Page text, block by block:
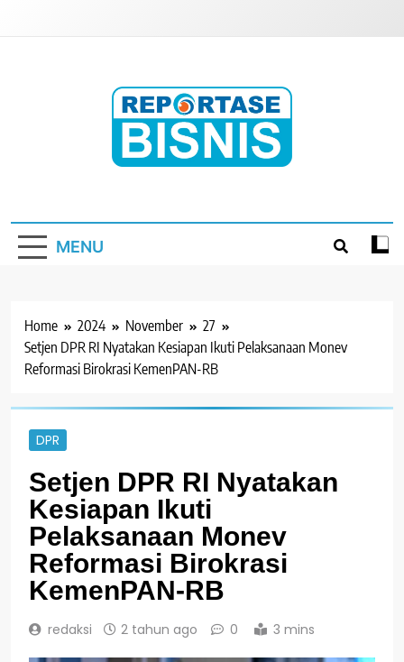
MENU
Home 2024 November
27
Setjen DPR RI Nyatakan Kesiapan Ikuti Pelaksanaan Monev
Reformasi Birokrasi KemenPAN-RB
DPR
Setjen DPR RI Nyatakan
Kesiapan Ikuti
Pelaksanaan Monev
Reformasi Birokrasi
KemenPAN-RB
redaksi 2 tahun ago 0 3 mins